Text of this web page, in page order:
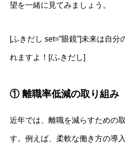
望を一緒に見てみましょう。
[ふきだし set=”眼鏡”]未来は自
れますよ！[/ふきだし]
① 離職率低減の取り組み
近年では、離職を減らすための
す。例えば、柔軟な働き方の導